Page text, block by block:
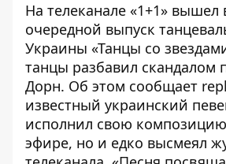
На телеканале «1+1» вышел
очередной выпуск
Украины «Танцы со
танцы разбавил скандалом
Дорн. Об этом сообщает
известный украинский
исполнил свою
эфире, но и едко высмеял